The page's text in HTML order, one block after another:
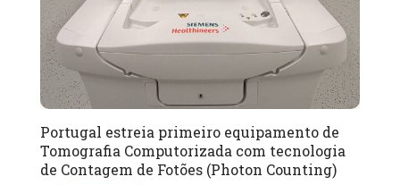
Portugal estreia primeiro equipamento de
Tomografia Computorizada com tecnologia
de Contagem de Fotões (Photon Counting)